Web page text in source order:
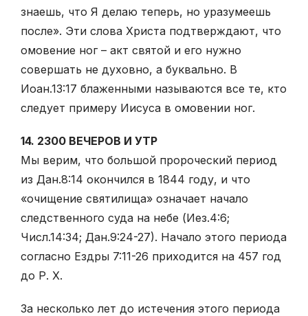
знаешь, что Я делаю теперь, но уразумеешь
после». Эти слова Христа подтверждают, что
омовение ног – акт святой и его нужно
совершать не духовно, а буквально. В
Иоан.13:17 блаженными называются все те, кто
следует примеру Иисуса в омовении ног.
14. 2300 ВЕЧЕРОВ И УТР
Мы верим, что большой пророческий период
из Дан.8:14 окончился в 1844 году, и что
«очищение святилища» означает начало
следственного суда на небе (Иез.4:6;
Числ.14:34; Дан.9:24-27). Начало этого периода
согласно Ездры 7:11-26 приходится на 457 год
до Р. Х.
За несколько лет до истечения этого периода